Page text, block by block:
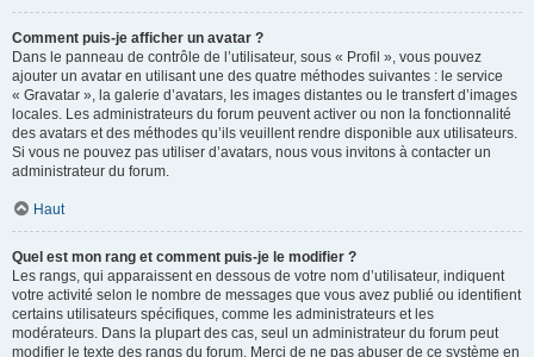
Comment puis-je afficher un avatar ?
Dans le panneau de contrôle de l’utilisateur, sous « Profil », vous pouvez
ajouter un avatar en utilisant une des quatre méthodes suivantes : le service
« Gravatar », la galerie d’avatars, les images distantes ou le transfert d’images
locales. Les administrateurs du forum peuvent activer ou non la fonctionnalité
des avatars et des méthodes qu’ils veuillent rendre disponible aux utilisateurs.
Si vous ne pouvez pas utiliser d’avatars, nous vous invitons à contacter un
administrateur du forum.
Haut
Quel est mon rang et comment puis-je le modifier ?
Les rangs, qui apparaissent en dessous de votre nom d’utilisateur, indiquent
votre activité selon le nombre de messages que vous avez publié ou identifient
certains utilisateurs spécifiques, comme les administrateurs et les
modérateurs. Dans la plupart des cas, seul un administrateur du forum peut
modifier le texte des rangs du forum. Merci de ne pas abuser de ce système en